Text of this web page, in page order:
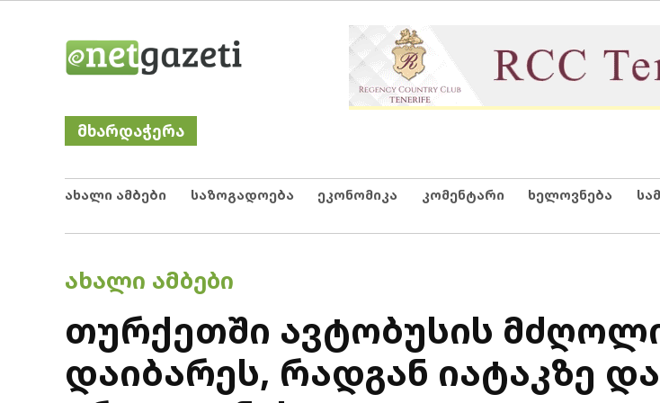
Netgazeti
მხარდაჭერა
ახალი ამბები საზოგადოება ეკონომიკა კომენტარი ხელოვნება
POSTED
ᲐᲮᲐᲚᲘ ᲐᲛᲑᲔᲑᲘ
თურქეთში ავტობუსის
დაიბარეს, რადგან იატაკზე